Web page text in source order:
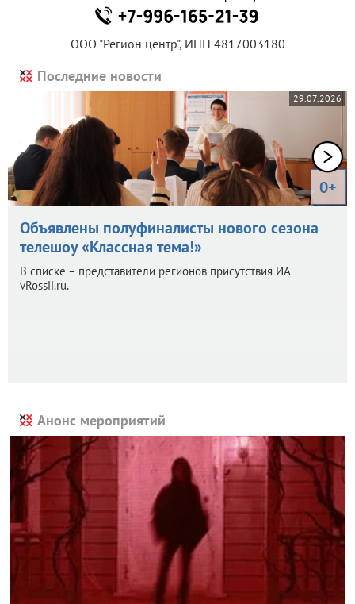
ООО "Регион центр", ИНН 4817003180
Последние новости
29.07.2026
0+
Объявлены полуфиналисты нового сезона
телешоу «Классная тема!»
В списке – представители регионов присутствия ИА
vRossii.ru.
Анонс мероприятий